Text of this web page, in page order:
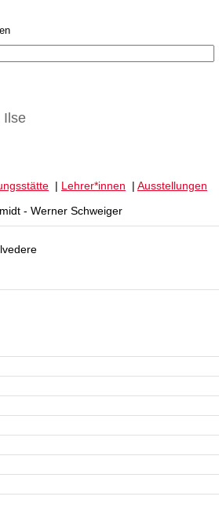
Ilse
| Lehrer*innen | Ausstellungen
- Werner Schweiger